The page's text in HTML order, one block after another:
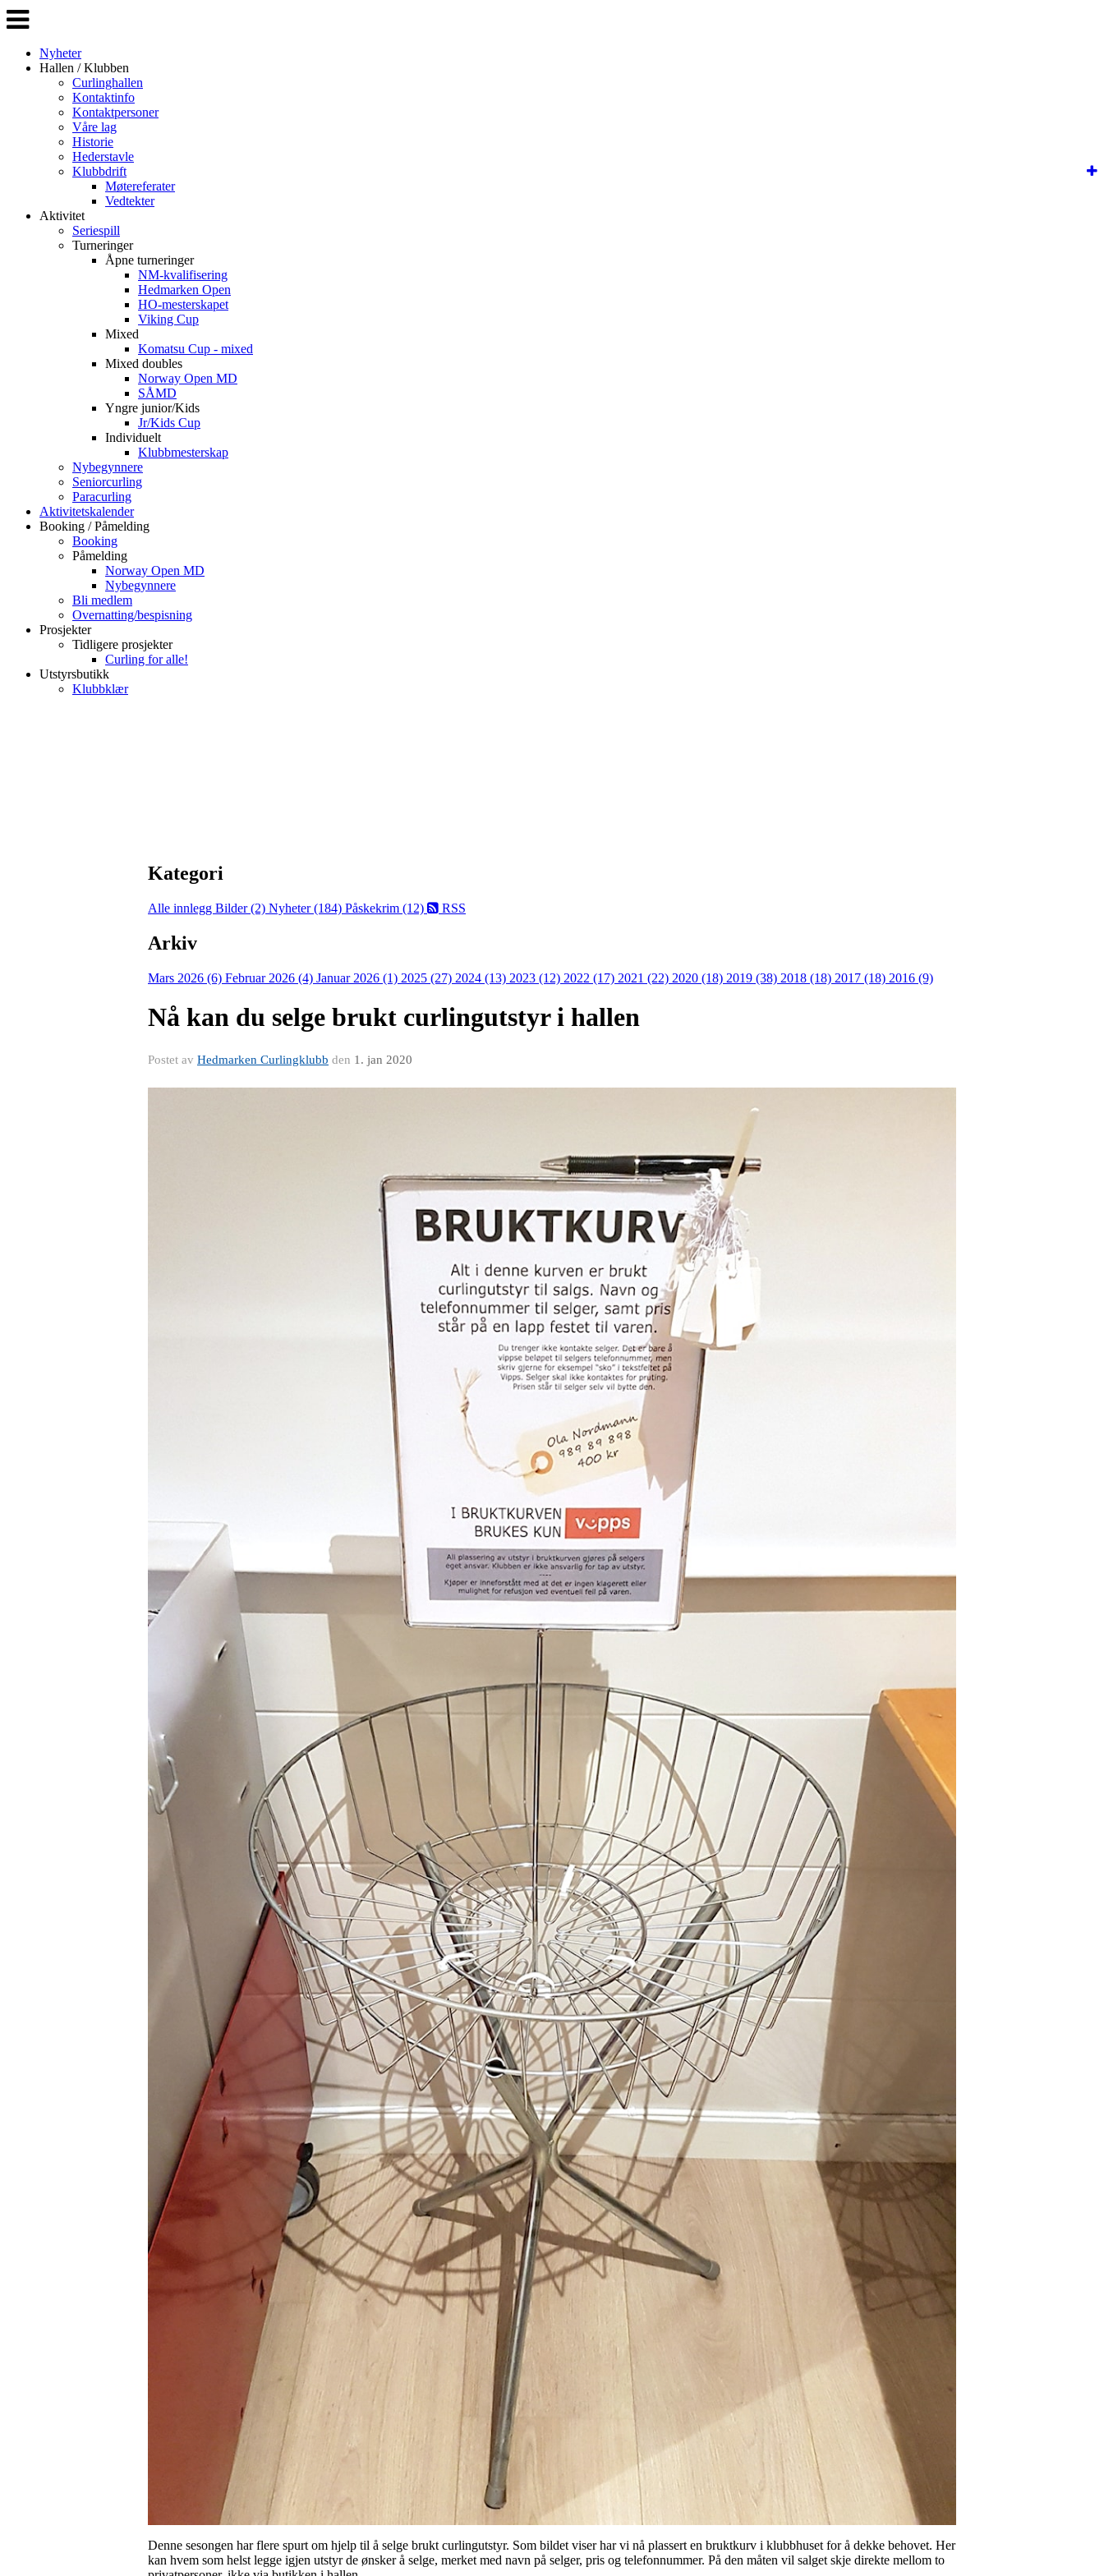
Veksle
navigasjon
Nyheter
Hallen / Klubben
Curlinghallen
Kontaktinfo
Kontaktpersoner
Våre lag
Historie
Hederstavle
Klubbdrift
Møtereferater
Vedtekter
Aktivitet
Seriespill
Turneringer
Åpne turneringer
NM-kvalifisering
Hedmarken Open
HO-mesterskapet
Viking Cup
Mixed
Komatsu Cup - mixed
Mixed doubles
Norway Open MD
SÅMD
Yngre junior/Kids
Jr/Kids Cup
Individuelt
Klubbmesterskap
Nybegynnere
Seniorcurling
Paracurling
Aktivitetskalender
Booking / Påmelding
Booking
Påmelding
Norway Open MD
Nybegynnere
Bli medlem
Overnatting/bespisning
Prosjekter
Tidligere prosjekter
Curling for alle!
Utstyrsbutikk
Klubbklær
Kategori
Alle innlegg Bilder (2) Nyheter (184) Påskekrim (12) RSS
Arkiv
Mars 2026 (6) Februar 2026 (4) Januar 2026 (1) 2025 (27) 2024 (13) 2023 (12) 2022 (17) 2021 (22) 2020 (18) 2019 (38) 2018 (18) 2017 (18) 2016 (9)
Nå kan du selge brukt curlingutstyr i hallen
Postet av Hedmarken Curlingklubb den 1. jan 2020
Denne sesongen har flere spurt om hjelp til å selge brukt curlingutstyr. Som bildet viser har vi nå plassert en bruktkurv i klubbhuset for å dekke behovet. Her
kan hvem som helst legge igjen utstyr de ønsker å selge, merket med navn på selger, pris og telefonnummer. På den måten vil salget skje direkte mellom to